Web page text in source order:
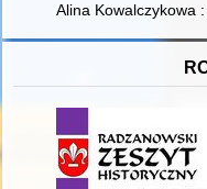
Alina Kowalczykowa :